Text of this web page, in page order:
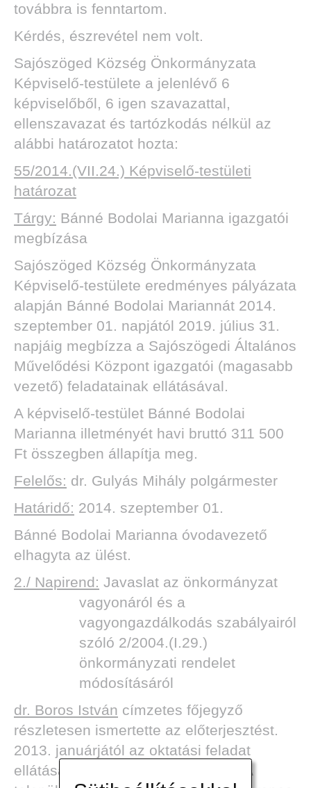
továbbra is fenntartom.
Kérdés, észrevétel nem volt.
Sajószöged Község Önkormányzata
Képviselő-testülete a jelenlévő 6
képviselőből, 6 igen szavazattal,
ellenszavazat és tartózkodás nélkül az
alábbi határozatot hozta:
55/2014.(VII.24.) Képviselő-testületi
határozat
Tárgy: Bánné Bodolai Marianna igazgatói
megbízása
Sajószöged Község Önkormányzata
Képviselő-testülete eredményes pályázata
alapján Bánné Bodolai Mariannát 2014.
szeptember 01. napjától 2019. július 31.
napjáig megbízza a Sajószögedi Általános
Művelődési Központ igazgatói (magasabb
vezető) feladatainak ellátásával.
A képviselő-testület Bánné Bodolai
Marianna illetményét havi bruttó 311 500
Ft összegben állapítja meg.
Felelős: dr. Gulyás Mihály polgármester
Határidő: 2014. szeptember 01.
Bánné Bodolai Marianna óvodavezető
elhagyta az ülést.
2./ Napirend: Javaslat az önkormányzat
vagyonáról és a
vagyongazdálkodás szabályairól
szóló 2/2004.(I.29.)
önkormányzati rendelet
módosításáról
dr. Boros István címzetes főjegyző
részletesen ismertette az előterjesztést.
2013. januárjától az oktatási feladat
ellátása állami irányítás alá került. A